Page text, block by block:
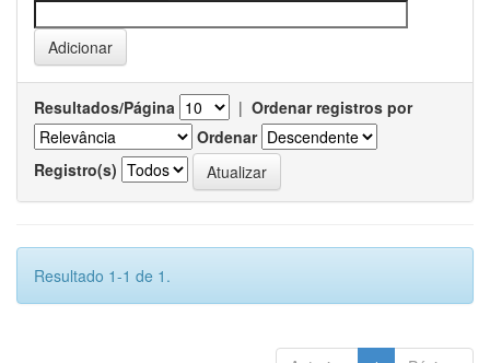
Resultados/Página | Ordenar registros por
Ordenar
Registro(s)
Resultado 1-1 de 1.